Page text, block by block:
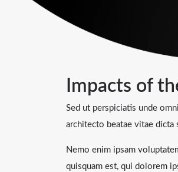
Impacts of
Sed ut perspiciatis unde
architecto beatae vitae dicta
Nemo enim ipsam
quisquam est, qui dolorem